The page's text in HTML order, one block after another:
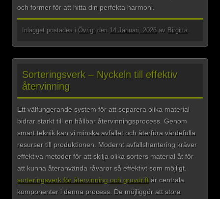
och former för att hitta din perfekta harmoni.
Inlägget postades i Övrigt den 14 Januari, 2026 av Birgitta.
Sorteringsverk – Nyckeln till effektiv
återvinning
Ett välfungerande system för att separera olika material
bidrar starkt till en hållbar återvinningsprocess. Genom
smart teknik kan vi minska avfallet och återföra värdefulla
resurser till produktionen. Modernt avfallshantering kräver
effektiva metoder för att skilja olika sorters material åt för
att kunna återanvända råvaror så effektivt som möjligt.
sorteringsverk för återvinning och gruvdriftär centrala
komponenter i denna process. De möjliggör att stora